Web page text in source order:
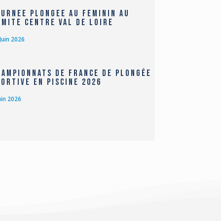
PLONGEE AU FEMININ AU
CENTRE VAL DE LOIRE
2026
de France de Plongée
en Piscine 2026
2026